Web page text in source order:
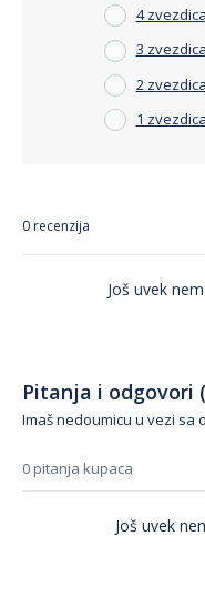
4 zvezdica
3 zvezdica
2 zvezdica
1 zvezdica
0 recenzija
Još uvek
Pitanja i odgovori
Imaš nedoumicu u vezi sa
0 pitanja kupaca
Još uvek